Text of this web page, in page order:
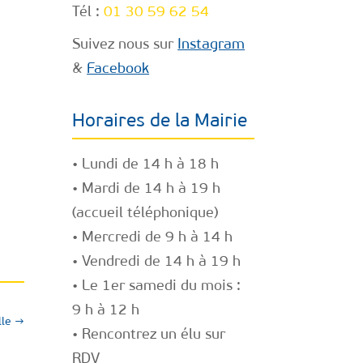
→
Tél :01 30 59 62 54
Suivez nous sur Instagram
& Facebook
Horaires de la Mairie
• Lundi de 14 h à 18 h
• Mardi de 14 h à 19 h
(accueil téléphonique)
• Mercredi de 9 h à 14 h
• Vendredi de 14 h à 19 h
• Le 1er samedi du mois :
9 h à 12 h
• Rencontrez un élusur
RDV